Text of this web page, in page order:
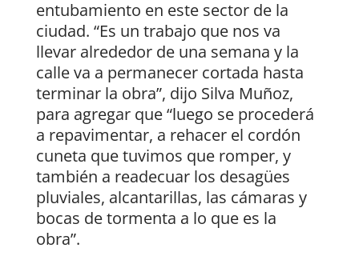
entubamiento en este sector de la
ciudad. “Es un trabajo que nos va
llevar alrededor de una semana y la
calle va a permanecer cortada hasta
terminar la obra”, dijo Silva Muñoz,
para agregar que “luego se procederá
a repavimentar, a rehacer el cordón
cuneta que tuvimos que romper, y
también a readecuar los desagües
pluviales, alcantarillas, las cámaras y
bocas de tormenta a lo que es la
obra”.